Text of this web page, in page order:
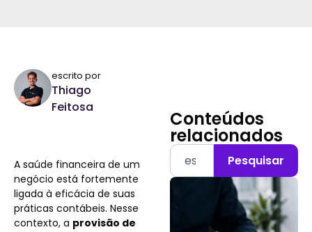
escrito por
Thiago
Feitosa
A saúde financeira de um
negócio está fortemente
ligada à eficácia de suas
práticas contábeis. Nesse
contexto, a provisão de
Conteúdos
relacionados
Pesquisar